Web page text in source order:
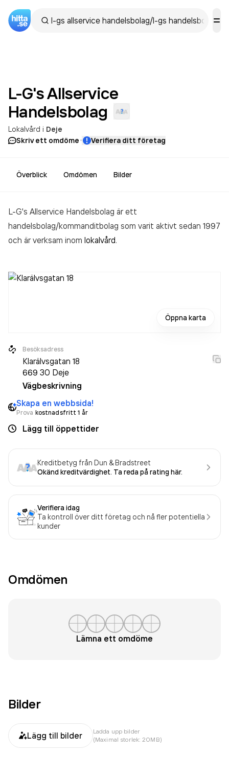
L-G's Allservice
Handelsbolag
Lokalvård i Deje
Skriv ett omdöme· Verifiera ditt företag
Överblick Omdömen Bilder
L-G's Allservice Handelsbolag är ett
handelsbolag/kommanditbolag som varit aktivt sedan 1997
och är verksam inom lokalvård.
Öppna karta
Besöksadress
Klarälvsgatan 18
669 30 Deje
Vägbeskrivning
Skapa en webbsida!
Prova kostnadsfritt 1 år
Lägg till öppettider
Kreditbetyg från Dun & Bradstreet
Okänd kreditvärdighet. Ta reda på rating här.
Verifiera idag
Ta kontroll över ditt företag och nå fler potentiella
kunder
Omdömen
Lämna ett omdöme
Bilder
Lägg till bilder
Ladda upp bilder
(Maximal storlek: 20MB)